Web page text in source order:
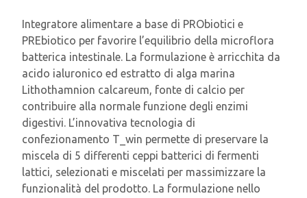
Integratore alimentare a base di PRObiotici e
PREbiotico per favorire l’equilibrio della microflora
batterica intestinale. La formulazione è arricchita da
acido ialuronico ed estratto di alga marina
Lithothamnion calcareum, fonte di calcio per
contribuire alla normale funzione degli enzimi
digestivi. L’innovativa tecnologia di
confezionamento T_win permette di preservare la
miscela di 5 differenti ceppi batterici di fermenti
lattici, selezionati e miscelati per massimizzare la
funzionalità del prodotto. La formulazione nello